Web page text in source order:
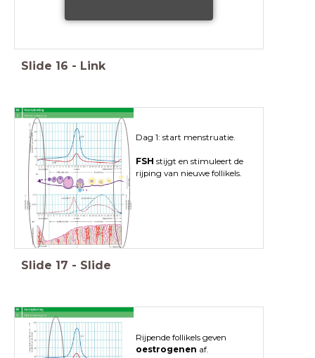
Slide 16 - Link
Dag 1: start menstruatie.
FSH stijgt en stimuleert de
rijping van nieuwe follikels.
Slide 17 - Slide
Rijpende follikels geven
oestrogenen af.